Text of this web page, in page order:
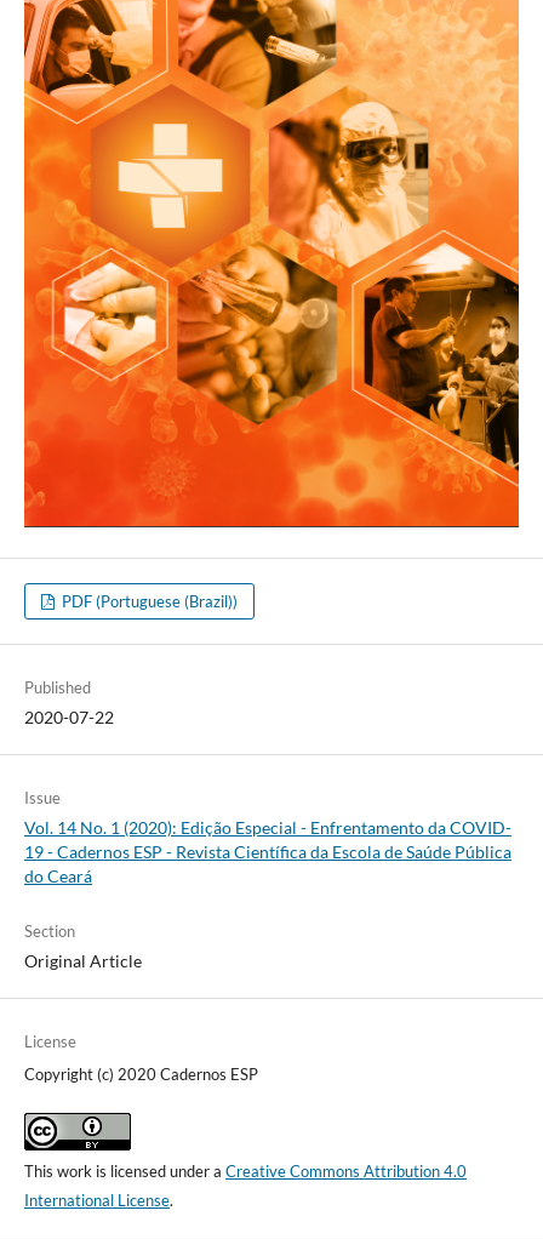
PDF (Portuguese (Brazil))
Published
2020-07-22
Issue
Vol. 14 No. 1 (2020): Edição Especial - Enfrentamento da COVID-
19 - Cadernos ESP - Revista Cientí­fica da Escola de Saúde Pública
do Ceará
Section
Original Article
License
Copyright (c) 2020 Cadernos ESP
This work is licensed under a Creative Commons Attribution 4.0
International License.